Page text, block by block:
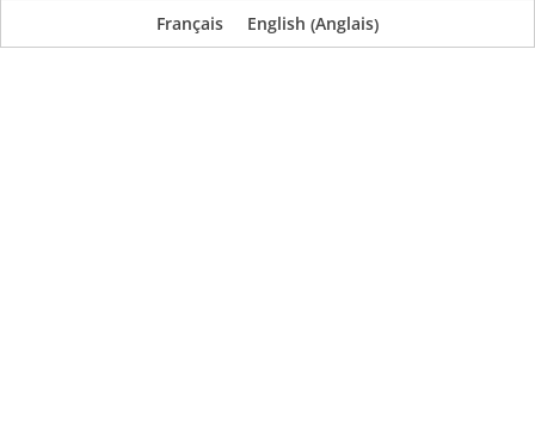
Français English (Anglais)